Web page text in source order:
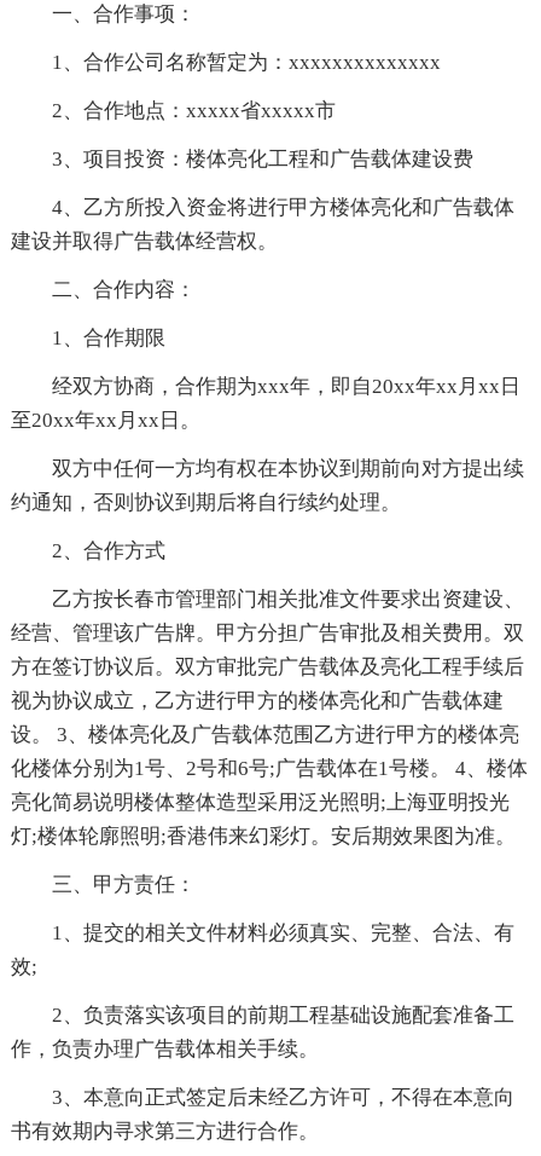
一、合作事项：
1、合作公司名称暂定为：xxxxxxxxxxxxxx
2、合作地点：xxxxx省xxxxx市
3、项目投资：楼体亮化工程和广告载体建设费
4、乙方所投入资金将进行甲方楼体亮化和广告载体
建设并取得广告载体经营权。
二、合作内容：
1、合作期限
经双方协商，合作期为xxx年，即自20xx年xx月xx日
至20xx年xx月xx日。
双方中任何一方均有权在本协议到期前向对方提出续
约通知，否则协议到期后将自行续约处理。
2、合作方式
乙方按长春市管理部门相关批准文件要求出资建设、
经营、管理该广告牌。甲方分担广告审批及相关费用。双
方在签订协议后。双方审批完广告载体及亮化工程手续后
视为协议成立，乙方进行甲方的楼体亮化和广告载体建
设。 3、楼体亮化及广告载体范围乙方进行甲方的楼体亮
化楼体分别为1号、2号和6号;广告载体在1号楼。 4、楼体
亮化简易说明楼体整体造型采用泛光照明;上海亚明投光
灯;楼体轮廓照明;香港伟来幻彩灯。安后期效果图为准。
三、甲方责任：
1、提交的相关文件材料必须真实、完整、合法、有
效;
2、负责落实该项目的前期工程基础设施配套准备工
作，负责办理广告载体相关手续。
3、本意向正式签定后未经乙方许可，不得在本意向
书有效期内寻求第三方进行合作。